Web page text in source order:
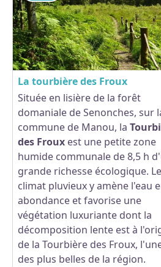
Voir l'image
La tourbière des Froux
Située en lisière de la forêt
domaniale de Senonches, sur
commune de Manou, la
des Froux est une petite zone
humide communale de 8,5 h
grande richesse écologique. Le
climat pluvieux y amène l'eau
abondance et favorise une
végétation luxuriante dont la
décomposition lente est à
de la Tourbière des Froux,
des plus belles de la région.